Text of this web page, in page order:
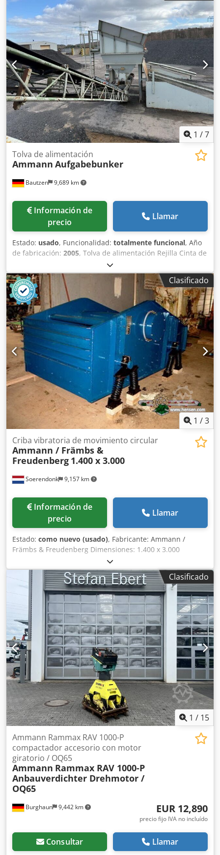
1 /7
Bautzen 9,689 km
Tolva de alimentación
Ammann Aufgabebunker
Información de
precio
Llamar
Estado: usado, Funcionalidad: totalmente funcional, Año
de fabricación: 2005, Tolva de alimentación Rejilla Cinta de
extracción Dkedpfxjzq Szre Am Tjr Cinta transportadora de
12 m con banda de 650 mm
Clasificado
1 /3
Soerendonk 9,157 km
Criba vibratoria de movimiento circular
Ammann / Främbs &
Freudenberg 1.400 x 3.000
Información de
precio
Llamar
Estado: como nuevo (usado), Fabricante: Ammann /
Främbs & Freudenberg Dimensiones: 1.400 x 3.000
Dkjdpfsg Snutjx Am Ter Incluye: – Sistema de transmisión –
Árboles de transmisión – Elementos de suspensión La
máquina de cribado ha sido reacondicionada, granallada y
pintada.
Clasificado
1 / 15
Burghaun 9,442 km
Ammann Rammax RAV 1000-P
compactador accesorio con motor
giratorio / OQ65
Ammann Rammax RAV 1000-P
Anbauverdichter Drehmotor /
OQ65
EUR 12,890
precio fijo IVA no incluído
Consultar Llamar